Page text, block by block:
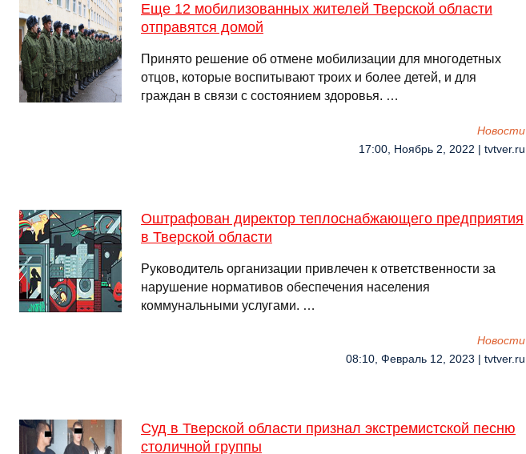
Еще 12 мобилизованных жителей Тверской области
отправятся домой
Принято решение об отмене мобилизации для многодетных
отцов, которые воспитывают троих и более детей, и для
граждан в связи с состоянием здоровья. …
Новости
17:00, Ноябрь 2, 2022 | tvtver.ru
Оштрафован директор теплоснабжающего предприятия
в Тверской области
Руководитель организации привлечен к ответственности за
нарушение нормативов обеспечения населения
коммунальными услугами. …
Новости
08:10, Февраль 12, 2023 | tvtver.ru
Суд в Тверской области признал экстремистской песню
столичной группы